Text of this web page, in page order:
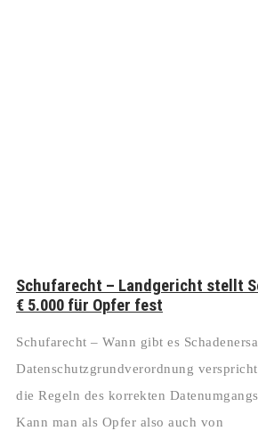
Schufarecht – Landgericht stellt
€ 5.000 für Opfer fest
Schufarecht – Wann gibt es
Datenschutzgrundverordnung
die Regeln des korrekten
Kann man als Opfer also auch von